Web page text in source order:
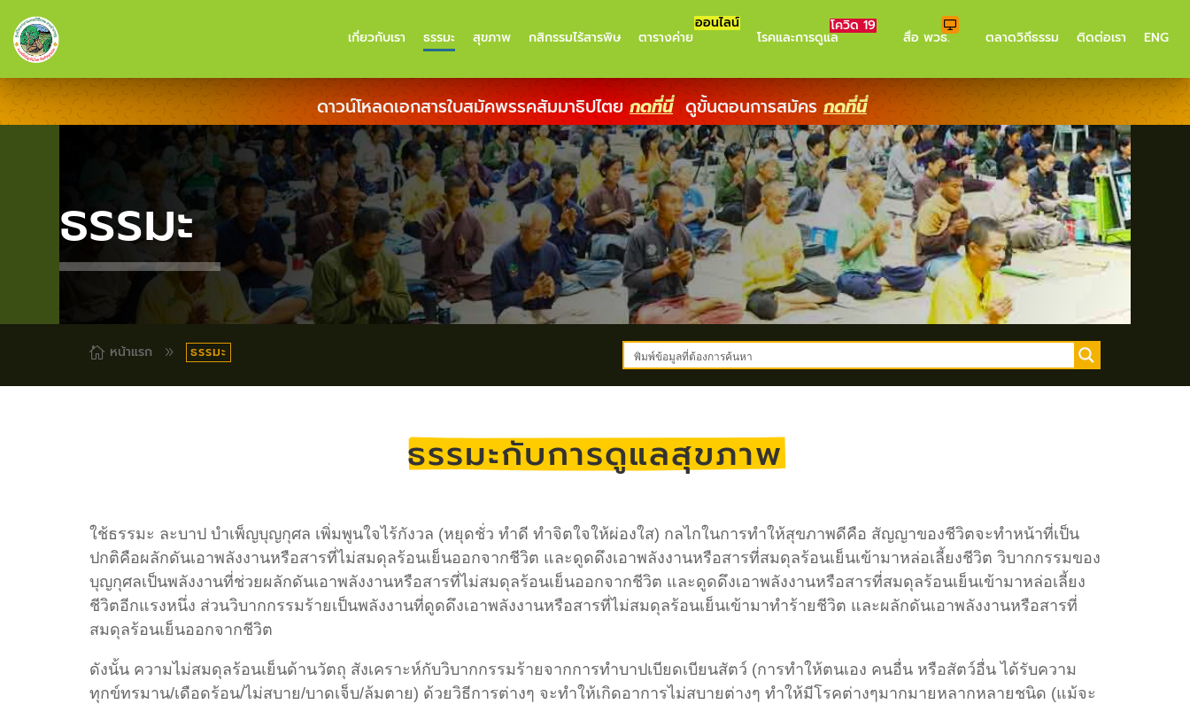
เกี่ยวกับเรา ธรรมะ สุขภาพ กสิกรรมไร้สารพิษ ตารางค่าย
ออนไลน์
โรคและการดูแล
โควิด 19
สื่อ พวธ. ตลาดวิถีธรรม ติดต่อเรา ENG
ดาวน์โหลดเอกสารใบสมัคพรรคสัมมาธิปไตยกดที่นี่ ดูขั้นตอนการสมัคร กดที่นี่
ธรรมะ
 หน้าแรก 9 ธรรมะ
ธรรมะกับการดูแลสุขภาพ
ใช้ธรรมะ ละบาป บำเพ็ญบุญกุศล เพิ่มพูนใจไร้กังวล (หยุดชั่ว ทำดี ทำจิตใจให้ผ่องใส) กลไกในการทำให้สุขภาพดีคือ สัญญาของชีวิตจะทำหน้าที่เป็น
ปกติคือผลักดันเอาพลังงานหรือสารที่ไม่สมดุลร้อนเย็นออกจากชีวิต และดูดดึงเอาพลังงานหรือสารที่สมดุลร้อนเย็นเข้ามาหล่อเลี้ยงชีวิต วิบากกรรมของ
บุญกุศลเป็นพลังงานที่ช่วยผลักดันเอาพลังงานหรือสารที่ไม่สมดุลร้อนเย็นออกจากชีวิต และดูดดึงเอาพลังงานหรือสารที่สมดุลร้อนเย็นเข้ามาหล่อเลี้ยง
ชีวิตอีกแรงหนึ่ง ส่วนวิบากกรรมร้ายเป็นพลังงานที่ดูดดึงเอาพลังงานหรือสารที่ไม่สมดุลร้อนเย็นเข้ามาทำร้ายชีวิต และผลักดันเอาพลังงานหรือสารที่
สมดุลร้อนเย็นออกจากชีวิต
ดังนั้น ความไม่สมดุลร้อนเย็นด้านวัตถุ สังเคราะห์กับวิบากกรรมร้ายจากการทำบาปเบียดเบียนสัตว์ (การทำให้ตนเอง คนอื่น หรือสัตว์อื่น ได้รับความ
ทุกข์ทรมาน/เดือดร้อน/ไม่สบาย/บาดเจ็บ/ล้มตาย) ด้วยวิธีการต่างๆ จะทำให้เกิดอาการไม่สบายต่างๆ ทำให้มีโรคต่างๆมากมายหลากหลายชนิด (แม้จะ